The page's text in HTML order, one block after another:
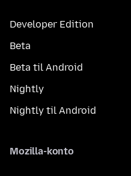
Developer Edition
Beta
Beta til Android
Nightly
Nightly til Android
Mozilla-konto